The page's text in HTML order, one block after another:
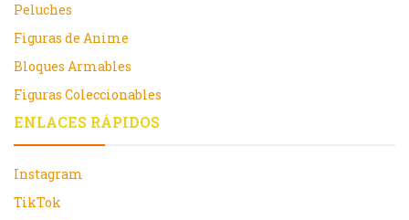
Peluches
Figuras de Anime
Bloques Armables
Figuras Coleccionables
ENLACES RÁPIDOS
Instagram
TikTok